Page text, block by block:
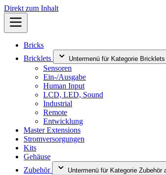
Direkt zum Inhalt
Bricks
Bricklets
Untermenü für Kategorie
Sensoren
Ein-/Ausgabe
Human Input
LCD, LED, Sound
Industrial
Remote
Entwicklung
Master Extensions
Stromversorgungen
Kits
Gehäuse
Zubehör
Untermenü für Kategorie Zubehör